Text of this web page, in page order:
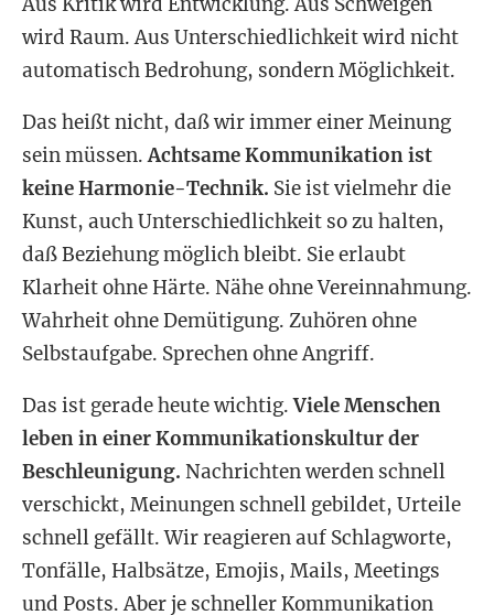
wird Raum. Aus Unterschiedlichkeit wird nicht
automatisch Bedrohung, sondern Möglichkeit.
Das heißt nicht, daß wir immer einer Meinung
sein müssen.Achtsame Kommunikation ist
keine Harmonie-Technik. Sie ist vielmehr die
Kunst, auch Unterschiedlichkeit so zu halten,
daß Beziehung möglich bleibt. Sie erlaubt
Klarheit ohne Härte. Nähe ohne Vereinnahmung.
Wahrheit ohne Demütigung. Zuhören ohne
Selbstaufgabe. Sprechen ohne Angriff.
Das ist gerade heute wichtig.Viele Menschen
leben in einer Kommunikationskultur der
Beschleunigung. Nachrichten werden schnell
verschickt, Meinungen schnell gebildet, Urteile
schnell gefällt. Wir reagieren auf Schlagworte,
Tonfälle, Halbsätze, Emojis, Mails, Meetings
und Posts. Aber je schneller Kommunikation